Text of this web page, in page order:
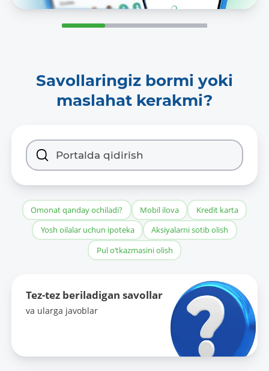
Savollaringiz bormi yoki
maslahat kerakmi?
Omonat qanday ochiladi? Mobil ilova
Kredit karta
Yosh oilalar uchun ipoteka
Aksiyalarni sotib olish
Pul o‘tkazmasini olish
Tez-tez beriladigan savollar
va ularga javoblar